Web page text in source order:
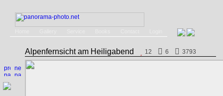
Alpenfernsicht am Heiligabend 12 6 3793